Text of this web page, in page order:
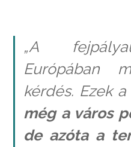
„A
Európában
kérdés. Ezek a
még a város
de azóta a